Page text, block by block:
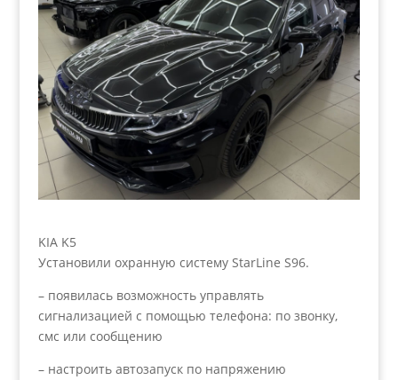
KIA K5
Установили охранную систему StarLine S96.
– появилась возможность управлять
сигнализацией с помощью телефона: по звонку,
смс или сообщению
– настроить автозапуск по напряжению